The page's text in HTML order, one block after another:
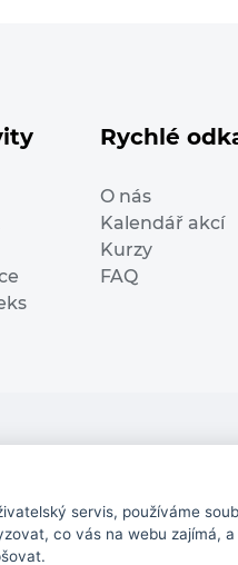
Rychlé
O nás
Kalendář akcí
Kurzy
FAQ
the European
website reflects only
Commission is not
servis, používáme
co vás na webu zajímá, a